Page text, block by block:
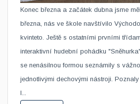
​Konec března a začátek dubna jsme
března, nás ve škole navštívilo
kvinteto. Ještě s ostatními prvními
interaktivní hudební pohádku
se nenásilnou formou seznámily s
jednotlivými dechovými nástroji.
l...